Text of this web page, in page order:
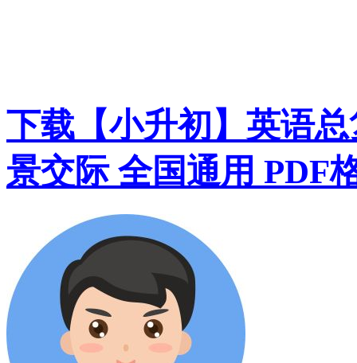
下载【小升初】英语
景交际 全国通用 PDF